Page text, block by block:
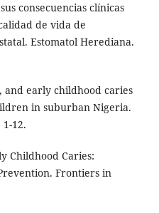
consecuencias clínicas
de vida de
Estomatol Herediana.
and early childhood caries
in suburban Nigeria.
12.
Childhood Caries:
Frontiers in